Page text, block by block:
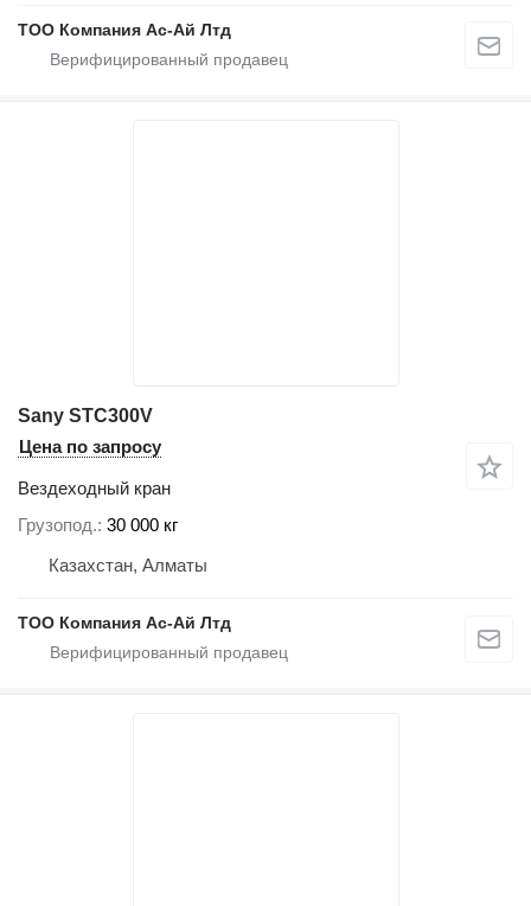
ТОО Компания Ас-Ай Лтд
Sany STC300V
Цена по запросу
Вездеходный кран
Грузопод. 30 000 кг
Казахстан, Алматы
ТОО Компания Ас-Ай Лтд